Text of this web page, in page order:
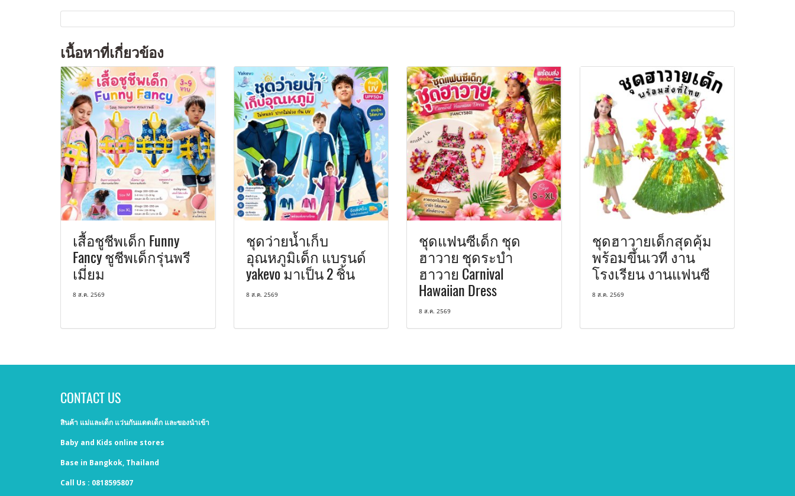
เนื้อหาที่เกี่ยวข้อง
เสื้อชูชีพเด็ก Funny
Fancy ชูชีพเด็กรุ่นพรี
เมี่ยม
8 ส.ค. 2569
ชุดว่ายน้ำเก็บ
อุณหภูมิเด็ก แบรนด์
yakevo มาเป็น 2 ชิ้น
8 ส.ค. 2569
ชุดแฟนซีเด็ก ชุด
ฮาวาย ชุดระบำ
ฮาวาย Carnival
Hawaiian Dress
8 ส.ค. 2569
ชุดฮาวายเด็กสุดคุ้ม
พร้อมขึ้นเวที งาน
โรงเรียน งานแฟนซี
8 ส.ค. 2569
CONTACT US
สินค้า แม่และเด็ก แว่นกันแดดเด็ก และของนำเข้า
Baby and Kids online stores
Base in Bangkok, Thailand
Call Us : 0818595807